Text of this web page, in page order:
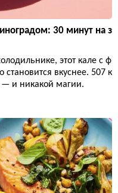
30 минут на з
этот кале с ф
вкуснее. 507 к
— и никакой магии.